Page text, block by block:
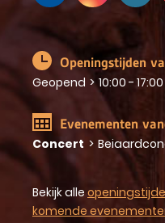
Openingstijden
Geopend > 10:00 - 17:00
Evenementen
Concert >
Bekijk alle
komende